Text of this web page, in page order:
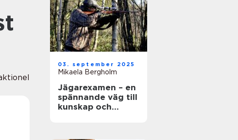
03. september 2025
Mikaela Bergholm
Jägarexamen – en
spännande väg till
kunskap och